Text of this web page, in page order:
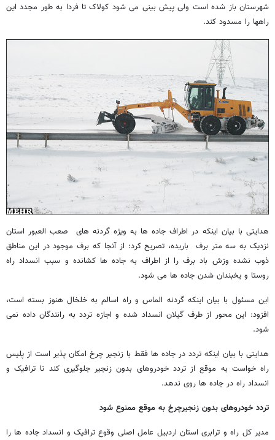
شهرستان باز شده است ولی پیش بینی می شود کولاک تا فردا به طور مجدد این
راهها را مسدود کند.
هدایتی با بیان اینکه در اطراف جاده ها به ویژه گردنه های صعب العبور استان
نزدیک به سه متر برف باریده، تصریح کرد: از آنجا که برف موجود در این مناطق
ذوب نشده وزش باد برف را از اطراف به جاده ها کشانده و سبب انسداد راه
روستا و یخبندان شدن جاده ها می شود.
این مسئول با بیان اینکه گردنه الماس و راه اسالم به خلخال هنوز بسته است،
افزود: این محور از طرف گیلان انسداد شده و اجازه تردد به رانندگان داده نمی
شود.
هدایتی با بیان اینکه تردد در جاده ها فقط با زنجیر چرخ امکان پذیر است از پلیس
راه خواست به موقع از تردد خودروهای بدون زنجیر جلوگیری کند تا ترافیک و
انسداد راه در جاده ها روی ندهد.
تردد خودروهای بدون زنجیرچرخ به موقع ممنوع شود
مدیر کل راه و ترابری استان اردبیل عامل اصلی وقوع ترافیک و انسداد جاده ها را